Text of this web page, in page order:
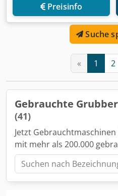
Preisinfo
Suche
« 1 2
Gebrauchte
(41)
Jetzt
mit mehr als 200.000